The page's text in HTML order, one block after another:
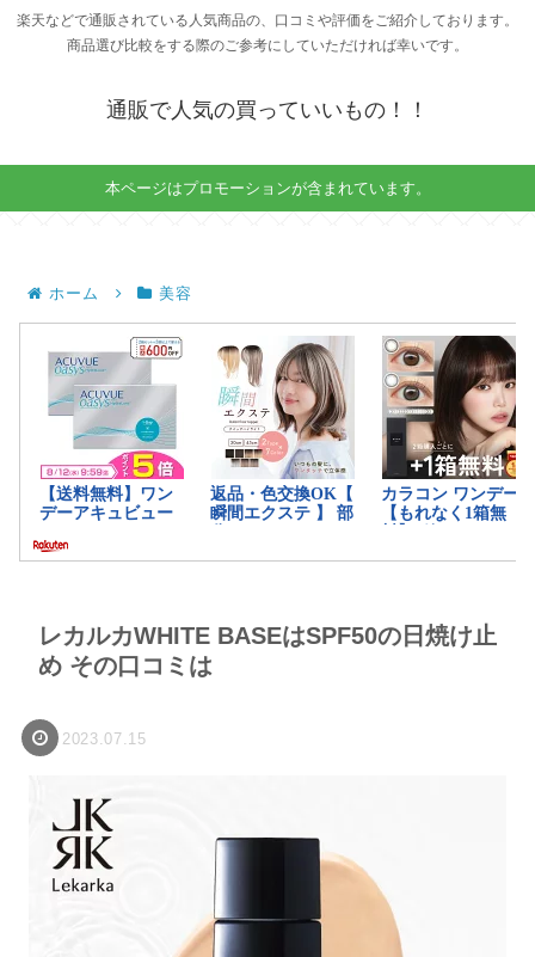
楽天などで通販されている人気商品の、口コミや評価をご紹介しております。
商品選び比較をする際のご参考にしていただければ幸いです。
通販で人気の買っていいもの！！
本ページはプロモーションが含まれています。
ホーム 美容
レカルカWHITE BASEはSPF50の日焼け止
め その口コミは
2023.07.15